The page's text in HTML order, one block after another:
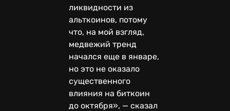
ликвидности из
альткоинов, потому
что, на мой взгляд,
медвежий тренд
начался еще в январе,
но это не оказало
существенного
влияния на биткоин
до октября», — сказал